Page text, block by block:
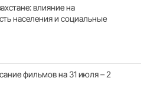
влияние на
населения и социальные
фильмов на 31 июля – 2